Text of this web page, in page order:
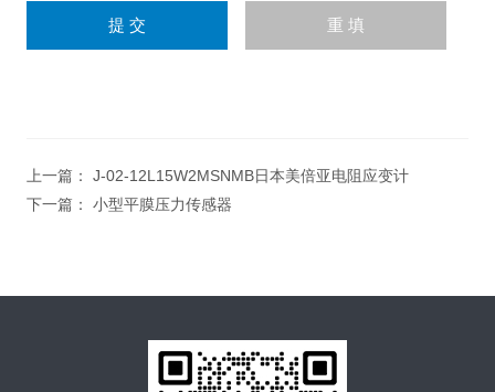
上一篇： J-02-12L15W2MSNMB日本美倍亚电阻应变计
下一篇： 小型平膜压力传感器